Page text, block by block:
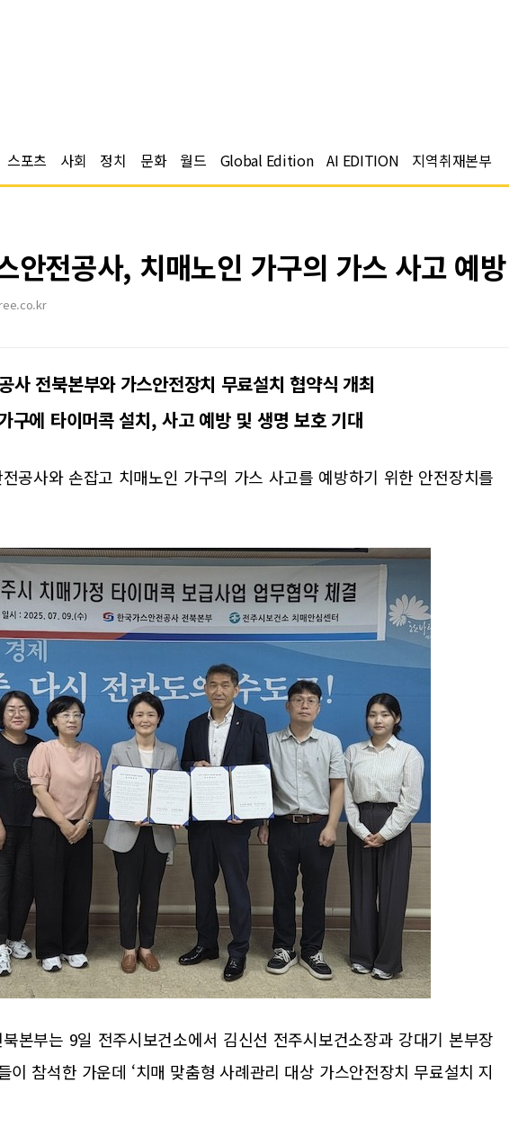
스포츠 사회 정치 문화 월드 Global Edition AI EDITION 지역취재본부
안전공사, 치매노인 가구의 가스 사고 예방
사 전북본부와 가스안전장치 무료설치 협약식 개최
구에 타이머콕 설치, 사고 예방 및 생명 보호 기대
공사와 손잡고 치매노인 가구의 가스 사고를 예방하기 위한 안전장치를
본부는 9일 전주시보건소에서 김신선 전주시보건소장과 강대기 본부장
이 참석한 가운데 ‘치매 맞춤형 사례관리 대상 가스안전장치 무료설치 지